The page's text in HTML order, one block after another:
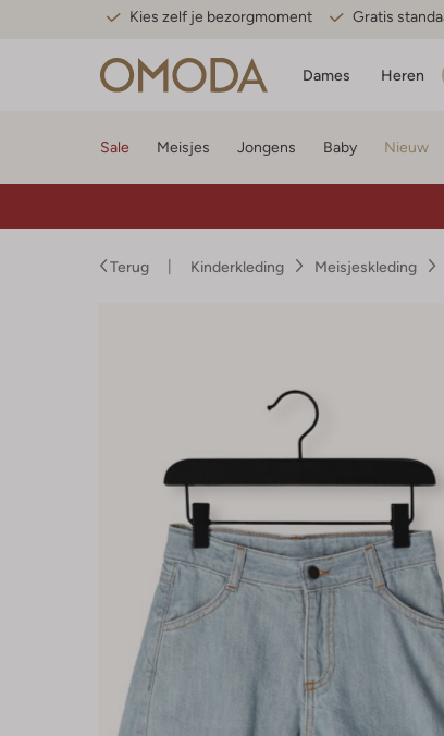
Kies zelf je bezorgmoment Gratis
Dames Heren
Sale Meisjes Jongens Baby Nieuw
Terug Kinderkleding Meisjeskleding